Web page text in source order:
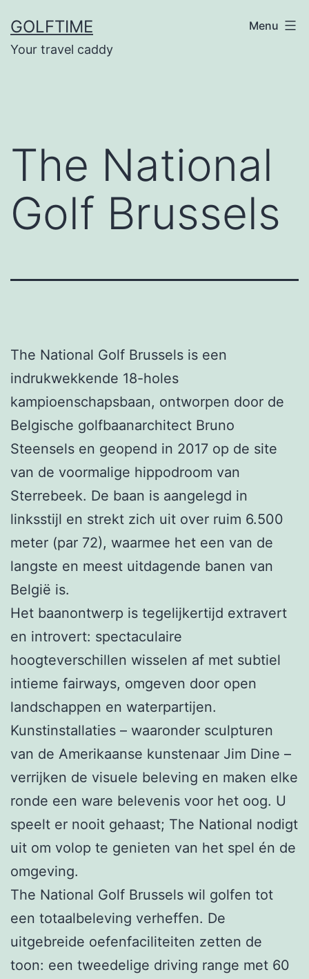
naar
de
GOLFTIME
Your travel caddy
Menu
The National
Golf Brussels
The National Golf Brussels is een
indrukwekkende 18-holes
kampioenschapsbaan, ontworpen door de
Belgische golfbaanarchitect Bruno
Steensels en geopend in 2017 op de site
van de voormalige hippodroom van
Sterrebeek. De baan is aangelegd in
linksstijl en strekt zich uit over ruim 6.500
meter (par 72), waarmee het een van de
langste en meest uitdagende banen van
België is.
Het baanontwerp is tegelijkertijd extravert
en introvert: spectaculaire
hoogteverschillen wisselen af met subtiel
intieme fairways, omgeven door open
landschappen en waterpartijen.
Kunstinstallaties – waaronder sculpturen
van de Amerikaanse kunstenaar Jim Dine –
verrijken de visuele beleving en maken elke
ronde een ware belevenis voor het oog. U
speelt er nooit gehaast; The National nodigt
uit om volop te genieten van het spel én de
omgeving.
The National Golf Brussels wil golfen tot
een totaalbeleving verheffen. De
uitgebreide oefenfaciliteiten zetten de
toon: een tweedelige driving range met 60